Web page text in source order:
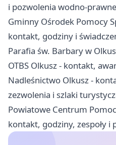
i pozwolenia wodno-prawne
Gminny Ośrodek Pomocy
kontakt, godziny i
Parafia św. Barbary w
OTBS Olkusz - kontakt,
Nadleśnictwo Olkusz -
zezwolenia i szlaki
Powiatowe Centrum
kontakt, godziny, zespoły i